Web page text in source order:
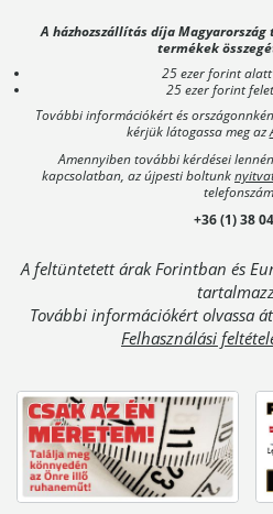
A házhozszállítás díja
termékek
25 ezer forint
25 ezer forint
További információkért és
kérjük látogassa meg az
Amennyiben további kérdései
kapcsolatban, az újpesti boltunk
+36 (1) 38
A feltüntetett árak Forintban és
További információkért olvassa
Felhasználási